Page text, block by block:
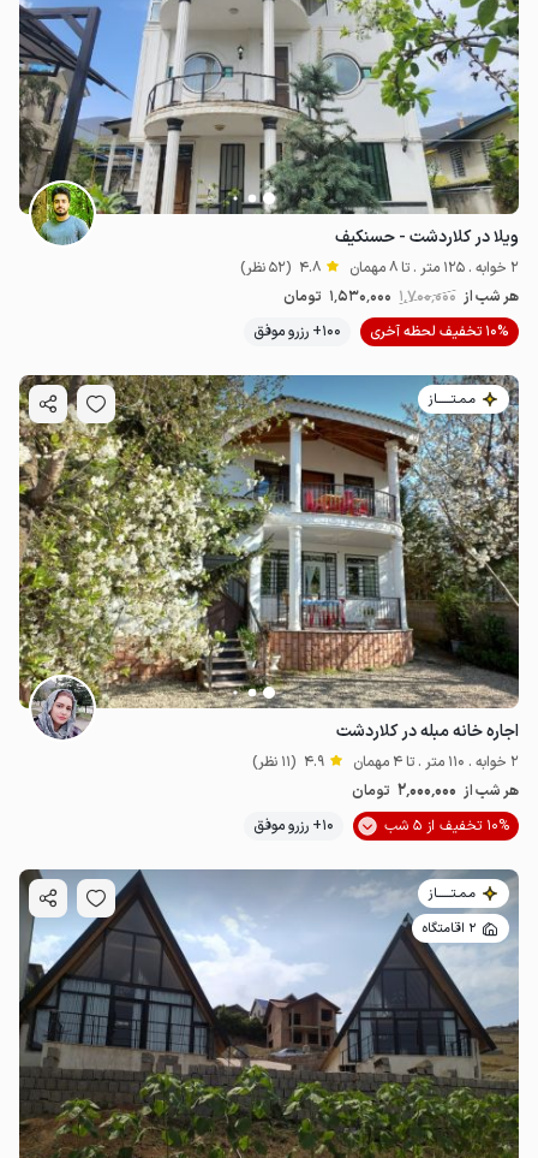
3.25میلیون ت 4.7
ویلا در کلاردشت - حسنکیف
2 خوابه . 125 متر . تا 8 مهمان 4.8 (52 نظر)
هر شب از 1٬700٬000 1٬530٬000 تومان
10% تخفیف لحظه آخری
100+ رزرو موفق
مـمـتــــــاز
اجاره خانه مبله در کلاردشت
2 خوابه . 110 متر . تا 4 مهمان 4.9 (11 نظر)
هر شب از 2٬000٬000 تومان
10% تخفیف از 5 شب
10+ رزرو موفق
مـمـتــــــاز
2 اقامتگاه